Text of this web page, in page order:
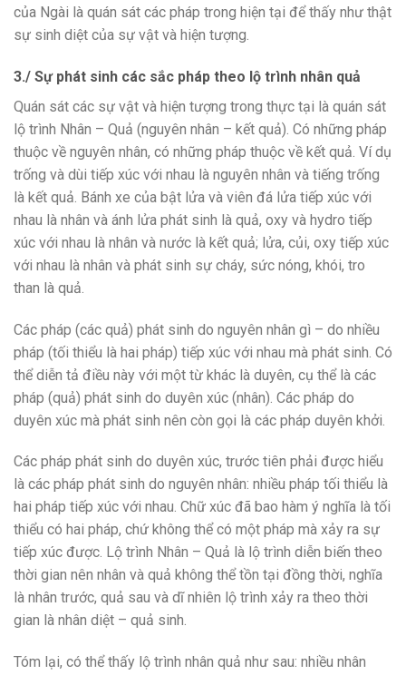
của Ngài là quán sát các pháp trong hiện tại để thấy như thật
sự sinh diệt của sự vật và hiện tượng.
3./ Sự phát sinh các sắc pháp theo lộ trình nhân quả
Quán sát các sự vật và hiện tượng trong thực tại là quán sát
lộ trình Nhân – Quả (nguyên nhân – kết quả). Có những pháp
thuộc về nguyên nhân, có những pháp thuộc về kết quả. Ví dụ
trống và dùi tiếp xúc với nhau là nguyên nhân và tiếng trống
là kết quả. Bánh xe của bật lửa và viên đá lửa tiếp xúc với
nhau là nhân và ánh lửa phát sinh là quả, oxy và hydro tiếp
xúc với nhau là nhân và nước là kết quả; lửa, củi, oxy tiếp xúc
với nhau là nhân và phát sinh sự cháy, sức nóng, khói, tro
than là quả.
Các pháp (các quả) phát sinh do nguyên nhân gì – do nhiều
pháp (tối thiểu là hai pháp) tiếp xúc với nhau mà phát sinh. Có
thể diễn tả điều này với một từ khác là duyên, cụ thể là các
pháp (quả) phát sinh do duyên xúc (nhân). Các pháp do
duyên xúc mà phát sinh nên còn gọi là các pháp duyên khởi.
Các pháp phát sinh do duyên xúc, trước tiên phải được hiểu
là các pháp phát sinh do nguyên nhân: nhiều pháp tối thiểu là
hai pháp tiếp xúc với nhau. Chữ xúc đã bao hàm ý nghĩa là tối
thiểu có hai pháp, chứ không thể có một pháp mà xảy ra sự
tiếp xúc được. Lộ trình Nhân – Quả là lộ trình diễn biến theo
thời gian nên nhân và quả không thể tồn tại đồng thời, nghĩa
là nhân trước, quả sau và dĩ nhiên lộ trình xảy ra theo thời
gian là nhân diệt – quả sinh.
Tóm lại, có thể thấy lộ trình nhân quả như sau: nhiều nhân